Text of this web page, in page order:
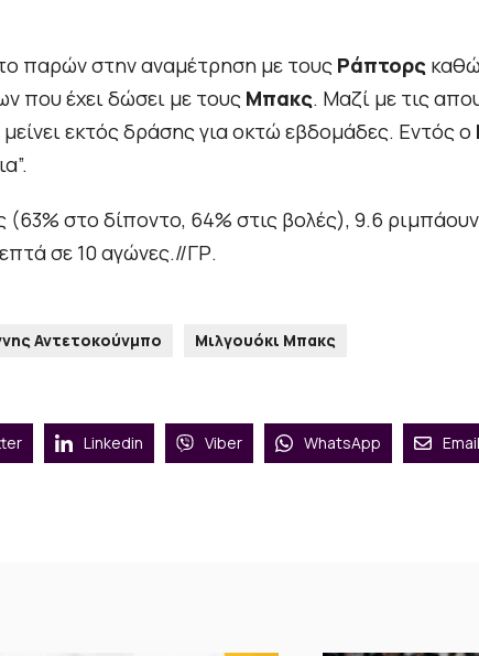
παρών στην αναμέτρηση με τους Ράπτορς
που έχει δώσει με τους Μπακς. Μαζί με τις
εκτός δράσης για οκτώ εβδομάδες. Εντός ο
(63% στο δίποντο, 64% στις βολές), 9.6
σε 10 αγώνες.//ΓΡ.
Αντετοκούνμπο Μιλγουόκι Μπακς
Linkedin Viber WhatsApp Email